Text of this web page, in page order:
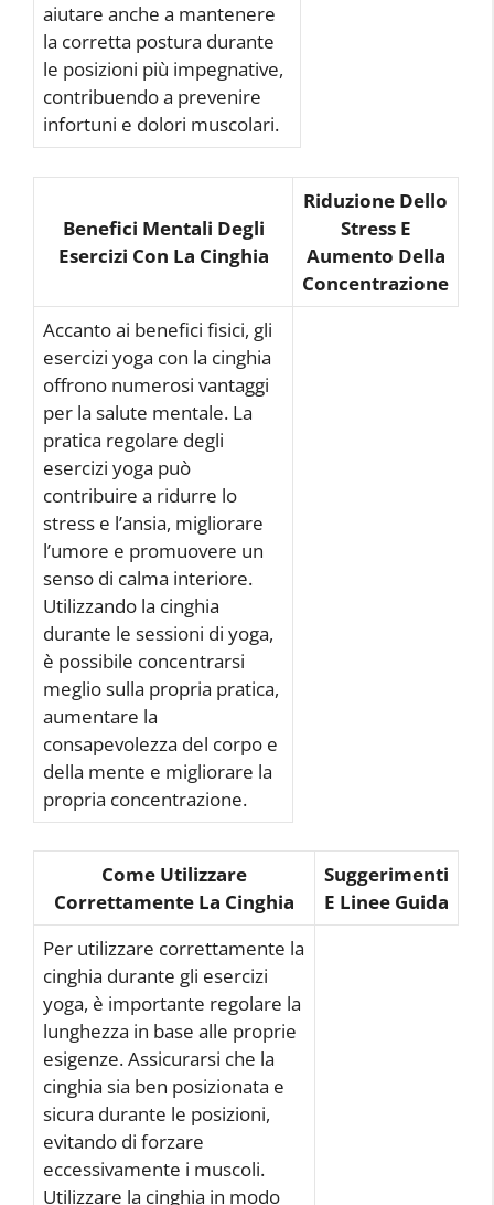
aiutare anche a mantenere
la corretta postura durante
le posizioni più impegnative,
contribuendo a prevenire
infortuni e dolori muscolari.
Benefici Mentali Degli
Esercizi Con La Cinghia
Riduzione Dello
Stress E
Aumento Della
Concentrazione
Accanto ai benefici fisici, gli
esercizi yoga con la cinghia
offrono numerosi vantaggi
per la salute mentale. La
pratica regolare degli
esercizi yoga può
contribuire a ridurre lo
stress e l’ansia, migliorare
l’umore e promuovere un
senso di calma interiore.
Utilizzando la cinghia
durante le sessioni di yoga,
è possibile concentrarsi
meglio sulla propria pratica,
aumentare la
consapevolezza del corpo e
della mente e migliorare la
propria concentrazione.
Come Utilizzare
Correttamente La Cinghia
Suggerimenti
E Linee Guida
Per utilizzare correttamente la
cinghia durante gli esercizi
yoga, è importante regolare la
lunghezza in base alle proprie
esigenze. Assicurarsi che la
cinghia sia ben posizionata e
sicura durante le posizioni,
evitando di forzare
eccessivamente i muscoli.
Utilizzare la cinghia in modo